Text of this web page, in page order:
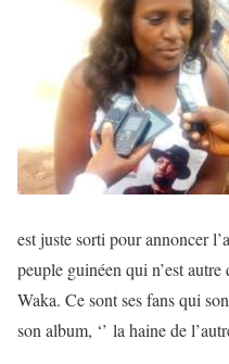
est juste sorti pour annoncer
peuple guinéen qui n’est
Waka. Ce sont ses fans qui
son album, ‘’ la haine de